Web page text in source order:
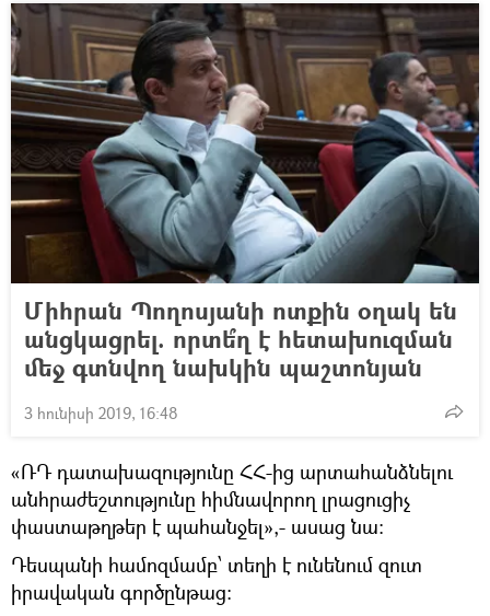
Միհրան Պողոսյանի ոտքին օղակ են
անցկացրել. որտե՞ղ է հետախուզման
մեջ գտնվող նախկին պաշտոնյան
3 հունիսի 2019, 16:48
«ՌԴ դատախազությունը ՀՀ-ից արտահանձնելու
անհրաժեշտությունը հիմնավորող լրացուցիչ
փաստաթղթեր է պահանջել»,- ասաց նա:
Դեսպանի համոզմամբ՝ տեղի է ունենում զուտ
իրավական գործընթաց։